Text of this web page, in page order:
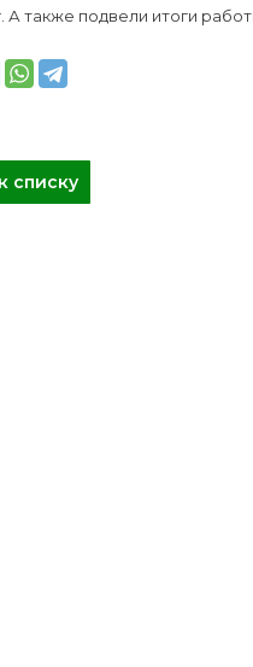
А также подвели итоги
списку